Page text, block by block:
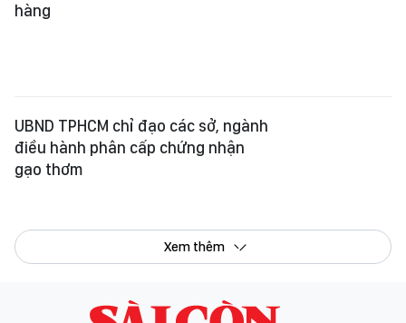
hàng
UBND TPHCM chỉ đạo các sở, ngành
điều hành phân cấp chứng nhận
gạo thơm
Xem thêm